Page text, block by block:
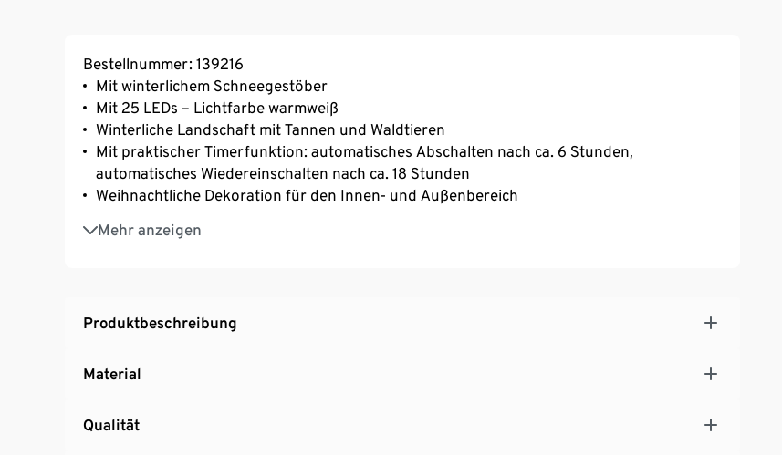
Bestellnummer: 139216
Mit winterlichem Schneegestöber
Mit 25 LEDs – Lichtfarbe warmweiß
Winterliche Landschaft mit Tannen und Waldtieren
Mit praktischer Timerfunktion: automatisches Abschalten nach ca. 6 Stunden,
automatisches Wiedereinschalten nach ca. 18 Stunden
Weihnachtliche Dekoration für den Innen- und Außenbereich
Mehr anzeigen
Perfekt für eine festliche Adventsstimmung
Verwandelt das Zuhause in eine gemütliche Winterlandschaft
Produktbeschreibung
Material
Qualität